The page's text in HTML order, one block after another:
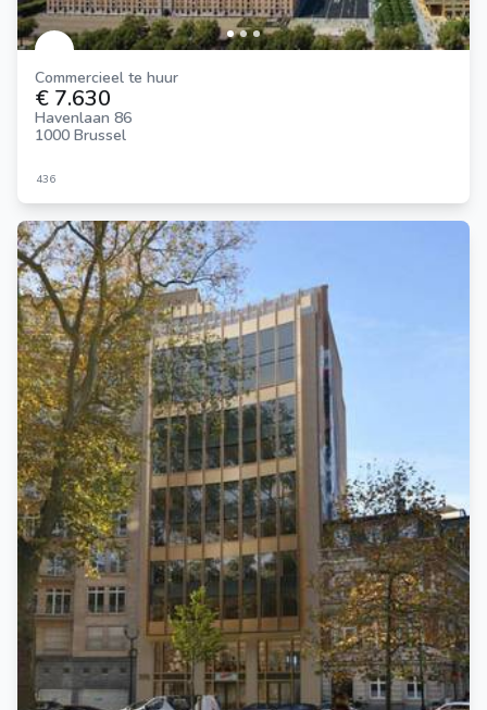
Commercieel te huur
€ 7.630
Havenlaan 86
1000 Brussel
436